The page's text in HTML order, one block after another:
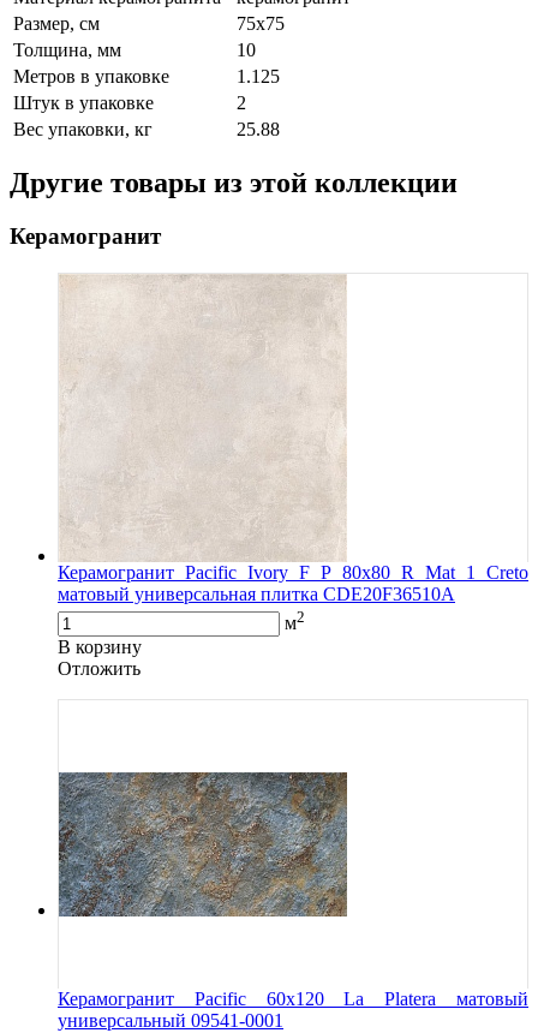
Размер, см
75x75
Толщина, мм
10
Метров в упаковке
1.125
Штук в упаковке
2
Вес упаковки, кг
25.88
Другие товары из этой коллекции
Керамогранит
Керамогранит Pacific Ivory F P 80х80 R Mat 1 Creto
матовый универсальная плитка CDE20F36510A
м2
В корзину
Oтложить
Керамогранит Pacific 60x120 La Platera матовый
универсальный 09541-0001